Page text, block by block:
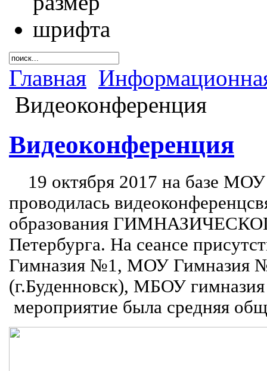
Главная
Видеоконференция
Видеоконференция
19 октября 2017 на базе
проводилась
образования
Петербурга. На сеансе
Гимназия №1, МОУ Гимназия
(г.Буденновск), МБОУ
мероприятие была средняя